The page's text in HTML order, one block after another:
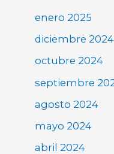
enero 2025
diciembre 2024
octubre 2024
septiembre
agosto 2024
mayo 2024
abril 2024